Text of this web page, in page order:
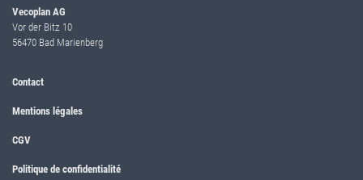
Vecoplan AG
Vor der Bitz 10
56470 Bad Marienberg
Contact
Mentions légales
CGV
Politique de confidentialité